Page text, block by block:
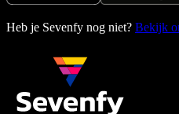
Heb je Sevenfy nog niet? Bekijk